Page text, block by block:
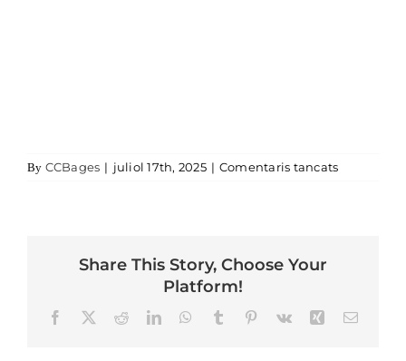
By CCBages | juliol 17th, 2025 | Comentaris tancatsa shim
Share This Story, Choose Your
Platform!
FacebookRedditLinkedInWhatsApp
TumblrPinterest
Vk XingEmail